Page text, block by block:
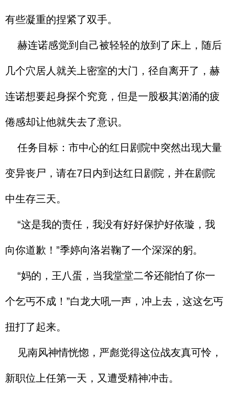
有些凝重的捏紧了双手。
赫连诺感觉到自己被轻轻的放到了床上，随后
几个穴居人就关上密室的大门，径自离开了，赫
连诺想要起身探个究竟，但是一股极其汹涌的疲
倦感却让他就失去了意识。
任务目标：市中心的红日剧院中突然出现大量
变异丧尸，请在7日内到达红日剧院，并在剧院
中生存三天。
“这是我的责任，我没有好好保护好依璇，我
向你道歉！”季婷向洛岩鞠了一个深深的躬。
“妈的，王八蛋，当我堂堂二爷还能怕了你一
个乞丐不成！”白龙大吼一声，冲上去，这这乞丐
扭打了起来。
见南风神情恍惚，严彪觉得这位战友真可怜，
新职位上任第一天，又遭受精神冲击。